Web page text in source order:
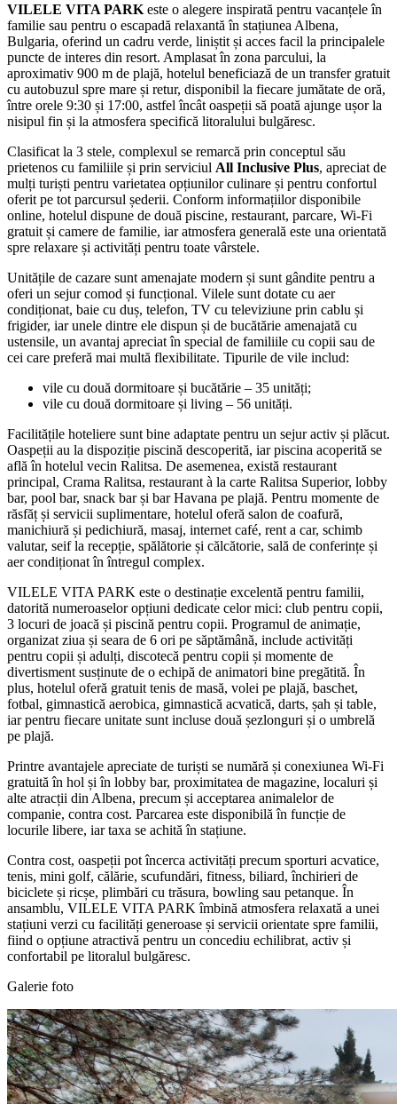
VILELE VITA PARK este o alegere inspirată pentru vacanțele în
familie sau pentru o escapadă relaxantă în stațiunea Albena,
Bulgaria, oferind un cadru verde, liniștit și acces facil la principalele
puncte de interes din resort. Amplasat în zona parcului, la
aproximativ 900 m de plajă, hotelul beneficiază de un transfer gratuit
cu autobuzul spre mare și retur, disponibil la fiecare jumătate de oră,
între orele 9:30 și 17:00, astfel încât oaspeții să poată ajunge ușor la
nisipul fin și la atmosfera specifică litoralului bulgăresc.
Clasificat la 3 stele, complexul se remarcă prin conceptul său
prietenos cu familiile și prin serviciul All Inclusive Plus, apreciat de
mulți turiști pentru varietatea opțiunilor culinare și pentru confortul
oferit pe tot parcursul șederii. Conform informațiilor disponibile
online, hotelul dispune de două piscine, restaurant, parcare, Wi‑Fi
gratuit și camere de familie, iar atmosfera generală este una orientată
spre relaxare și activități pentru toate vârstele.
Unitățile de cazare sunt amenajate modern și sunt gândite pentru a
oferi un sejur comod și funcțional. Vilele sunt dotate cu aer
condiționat, baie cu duș, telefon, TV cu televiziune prin cablu și
frigider, iar unele dintre ele dispun și de bucătărie amenajată cu
ustensile, un avantaj apreciat în special de familiile cu copii sau de
cei care preferă mai multă flexibilitate. Tipurile de vile includ:
vile cu două dormitoare și bucătărie – 35 unități;
vile cu două dormitoare și living – 56 unități.
Facilitățile hoteliere sunt bine adaptate pentru un sejur activ și plăcut.
Oaspeții au la dispoziție piscină descoperită, iar piscina acoperită se
află în hotelul vecin Ralitsa. De asemenea, există restaurant
principal, Crama Ralitsa, restaurant à la carte Ralitsa Superior, lobby
bar, pool bar, snack bar și bar Havana pe plajă. Pentru momente de
răsfăț și servicii suplimentare, hotelul oferă salon de coafură,
manichiură și pedichiură, masaj, internet café, rent a car, schimb
valutar, seif la recepție, spălătorie și călcătorie, sală de conferințe și
aer condiționat în întregul complex.
VILELE VITA PARK este o destinație excelentă pentru familii,
datorită numeroaselor opțiuni dedicate celor mici: club pentru copii,
3 locuri de joacă și piscină pentru copii. Programul de animație,
organizat ziua și seara de 6 ori pe săptămână, include activități
pentru copii și adulți, discotecă pentru copii și momente de
divertisment susținute de o echipă de animatori bine pregătită. În
plus, hotelul oferă gratuit tenis de masă, volei pe plajă, baschet,
fotbal, gimnastică aerobica, gimnastică acvatică, darts, șah și table,
iar pentru fiecare unitate sunt incluse două șezlonguri și o umbrelă
pe plajă.
Printre avantajele apreciate de turiști se numără și conexiunea Wi‑Fi
gratuită în hol și în lobby bar, proximitatea de magazine, localuri și
alte atracții din Albena, precum și acceptarea animalelor de
companie, contra cost. Parcarea este disponibilă în funcție de
locurile libere, iar taxa se achită în stațiune.
Contra cost, oaspeții pot încerca activități precum sporturi acvatice,
tenis, mini golf, călărie, scufundări, fitness, biliard, închirieri de
biciclete și ricșe, plimbări cu trăsura, bowling sau petanque. În
ansamblu, VILELE VITA PARK îmbină atmosfera relaxată a unei
stațiuni verzi cu facilități generoase și servicii orientate spre familii,
fiind o opțiune atractivă pentru un concediu echilibrat, activ și
confortabil pe litoralul bulgăresc.
Galerie foto